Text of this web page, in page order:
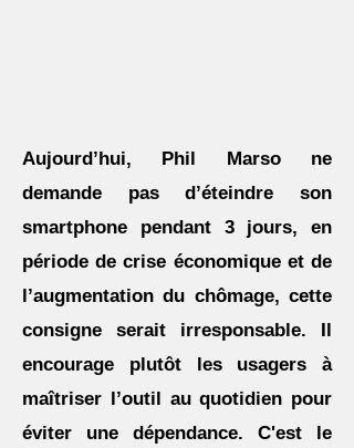
Aujourd’hui, Phil Marso ne
demande pas d’éteindre son
smartphone pendant 3 jours, en
période de crise économique et de
l’augmentation du chômage, cette
consigne serait irresponsable. Il
encourage plutôt les usagers à
maîtriser l’outil au quotidien pour
éviter une dépendance. C'est le